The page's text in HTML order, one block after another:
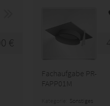
€
Fachaufgabe PR-
FAPP01M
Sonstiges